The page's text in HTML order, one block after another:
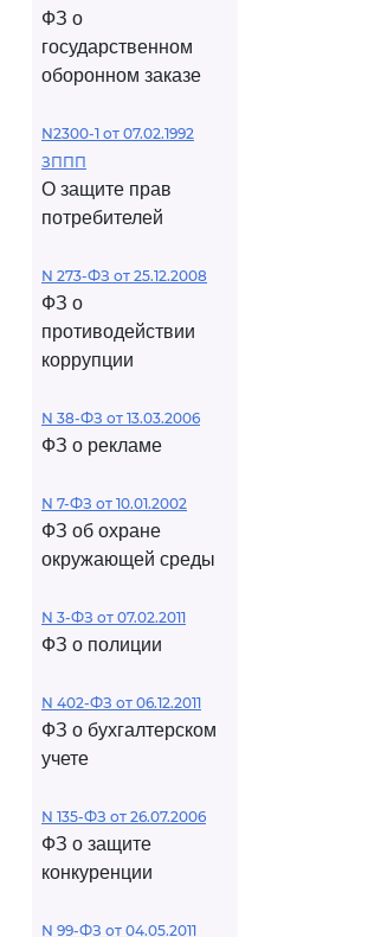
ФЗ о
государственном
оборонном заказе
N2300-1 от 07.02.1992
ЗППП
О защите прав
потребителей
N 273-ФЗ от 25.12.2008
ФЗ о
противодействии
коррупции
N 38-ФЗ от 13.03.2006
ФЗ о рекламе
N 7-ФЗ от 10.01.2002
ФЗ об охране
окружающей среды
N 3-ФЗ от 07.02.2011
ФЗ о полиции
N 402-ФЗ от 06.12.2011
ФЗ о бухгалтерском
учете
N 135-ФЗ от 26.07.2006
ФЗ о защите
конкуренции
N 99-ФЗ от 04.05.2011